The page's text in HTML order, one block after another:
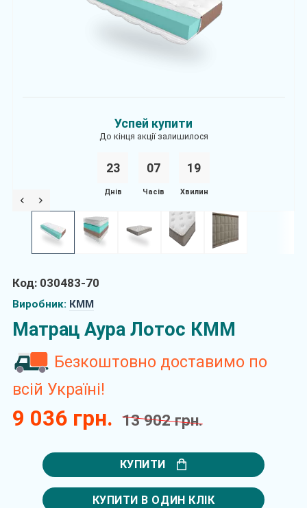
Успей купити
До кінця акції залишилося
23
Днів
07
Часів
19
Хвилин
Код: 030483-70
Виробник: КММ
Матрац Аура Лотос КММ
Безкоштовно доставимо по
всій Україні!
9 036 грн. 13 902 грн.
КУПИТИ
КУПИТИ В ОДИН КЛІК